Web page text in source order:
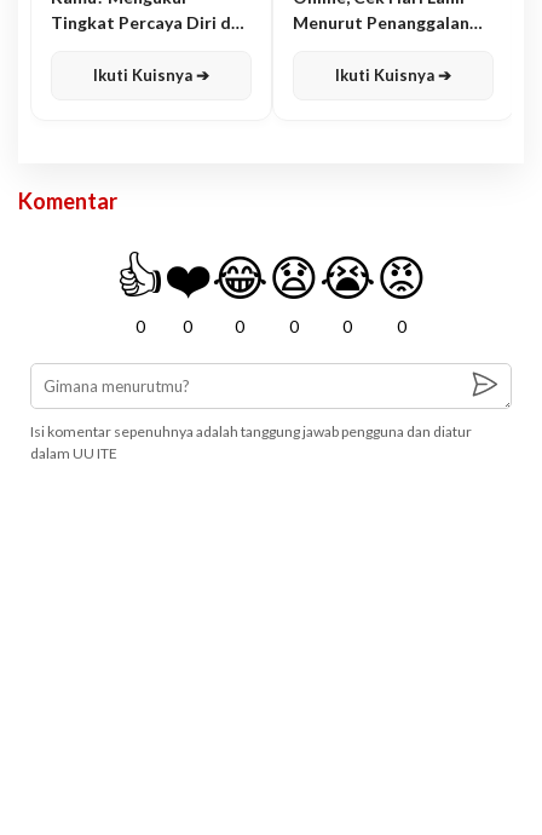
Tingkat Percaya Diri dan
Ikuti Kuisnya ➔
Menurut Penanggalan
Ikuti Kuisnya ➔
Komentar
👍
0
❤️
0
😂
0
😧
0
😭
0
😡
0
Isi komentar sepenuhnya adalah tanggung jawab pengguna dan diatur
dalam UU ITE